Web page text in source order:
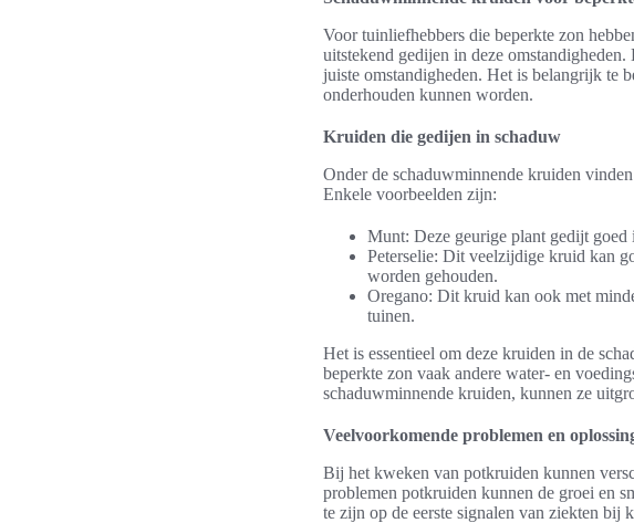
Voor tuinliefhebbers die beperkte zon
uitstekend gedijen in deze
juiste omstandigheden. Het is belangrijk te
onderhouden kunnen worden.
Kruiden die gedijen in schaduw
Onder de schaduwminnende kruiden
Enkele voorbeelden zijn:
Munt: Deze geurige plant gedijt goed
Peterselie: Dit veelzijdige kruid kan
worden gehouden.
Oregano: Dit kruid kan ook met
tuinen.
Het is essentieel om deze kruiden in de
beperkte zon vaak andere water- en
schaduwminnende kruiden, kunnen ze
Veelvoorkomende problemen en
Bij het kweken van potkruiden kunnen
problemen potkruiden kunnen de groei en
te zijn op de eerste signalen van ziekten bij